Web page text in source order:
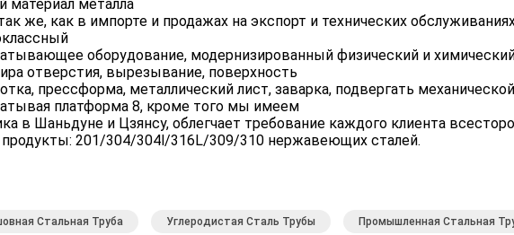
материал металла
же, как в импорте и продажах на экспорт и технических
оборудование, модернизированный физический и
отверстия, вырезывание, поверхность
прессформа, металлический лист, заварка, подвергать
платформа 8, кроме того мы имеем
в Шаньдуне и Цзянсу, облегчает требование каждого клиента
201/304/304l/316L/309/310 нержавеющих сталей.
Стальная Труба Углеродистая Сталь Трубы Промышленная Стальная